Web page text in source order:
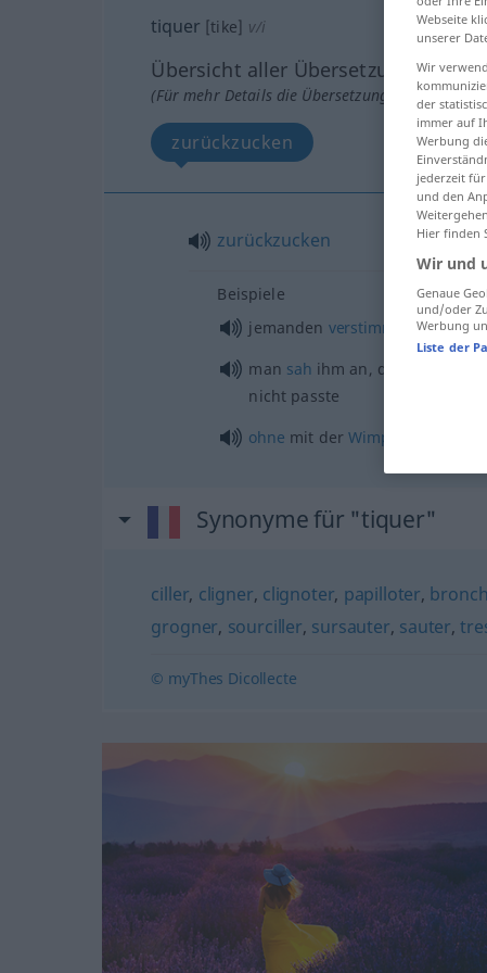
tiquer [tike] v/i
Übersicht aller Übersetzungen
(Für mehr Details die Übersetzung anklicken/
zurückzucken
zurückzucken
Beispiele
jemanden verstimmen
man sah ihm an, dass ihm
nicht passte
ohne mit derWimper
Synonyme für "tiquer"
ciller, cligner, clignoter, papilloter,
grogner, sourciller, sursauter, sauter,
© myThes Dicollecte
Webseite
unserer
Wir
der
immer auf
Werbung
jederzeit
und den
Hier finden
Wir und
Genaue
und/oder
Werbung
Liste der